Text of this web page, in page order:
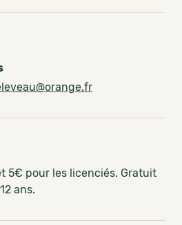
5€ pour les licenciés. Gratuit
ans.